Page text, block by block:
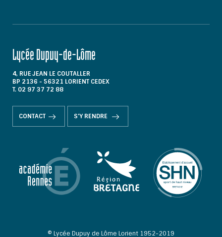
Lycée Dupuy-de-Lôme
4, RUE JEAN LE COUTALLER
BP 2136 - 56321 LORIENT CEDEX
T. 02 97 37 72 88
CONTACT S'Y RENDRE
© Lycée Dupuy de Lôme Lorient 1952-2019